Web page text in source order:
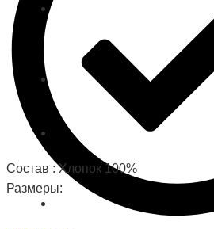
Состав : Хлопок 100%
Размеры: